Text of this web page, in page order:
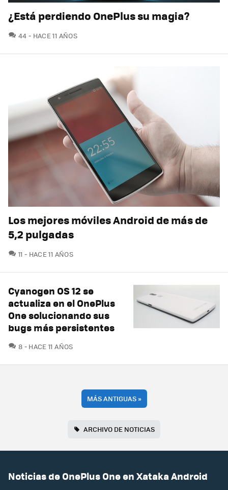
¿Está perdiendo OnePlus su magia?
44 COMENTARIOS
HACE 11 AÑOS
Los mejores móviles Android de más de
5,2 pulgadas
11 COMENTARIOS
HACE 11 AÑOS
Cyanogen OS 12 se
actualiza en el OnePlus
One solucionando sus
bugs más persistentes
8 COMENTARIOS
HACE 11 AÑOS
MÁS ANTIGUAS»
ARCHIVO DE NOTICIAS
Noticias de OnePlus One en Xataka Android